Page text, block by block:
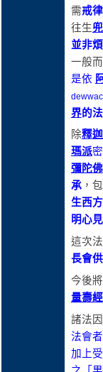
需戒
往生
並非
一般而
是依
界的
除釋
瑪派
彌陀佛
承，
生西方
明心
這次
長會
今後
量壽經
諸法
法會
加上